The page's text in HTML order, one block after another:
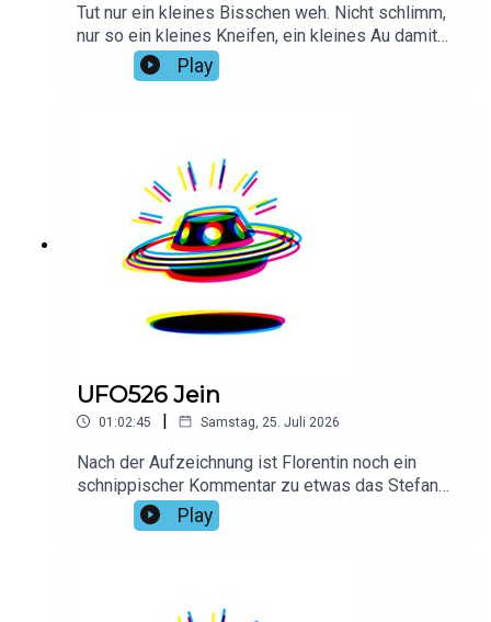
Tut nur ein kleines Bisschen weh. Nicht schlimm,
nur so ein kleines Kneifen, ein kleines Au damit
ihr merkt, was es heißt zu fühlenVielen Dank an
Max für das Intro!
Play
UFO526 Jein
01:02:45 | Samstag, 25. Juli 2026
Nach der Aufzeichnung ist Florentin noch ein
schnippischer Kommentar zu etwas das Stefan
gesagt hat eingefallen, den er hier gerne
nachreichen würden: „Haha, das sieht man dir
Play